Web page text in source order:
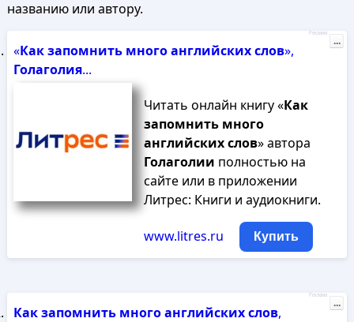
названию или автору.
«Какзапомнить многоанглийскихслов»,
Голаголия...
Читать онлайн книгу «Как
запомнить много
английскихслов» автора
Голаголии полностью на
сайте или в приложении
Литрес: Книги и аудиокниги.
www.litres.ru Купить
Реклама
...
Какзапомнить многоанглийскихслов,
Реклама
...